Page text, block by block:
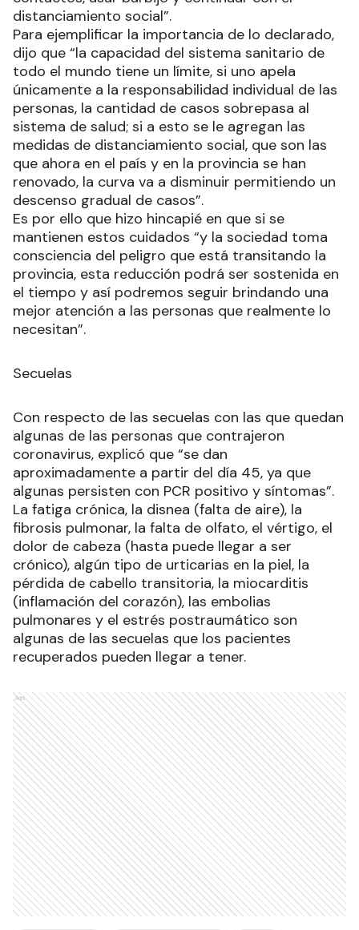
distanciamiento social”.
Para ejemplificar la importancia de lo declarado,
dijo que “la capacidad del sistema sanitario de
todo el mundo tiene un límite, si uno apela
únicamente a la responsabilidad individual de las
personas, la cantidad de casos sobrepasa al
sistema de salud; si a esto se le agregan las
medidas de distanciamiento social, que son las
que ahora en el país y en la provincia se han
renovado, la curva va a disminuir permitiendo un
descenso gradual de casos”.
Es por ello que hizo hincapié en que si se
mantienen estos cuidados “y la sociedad toma
consciencia del peligro que está transitando la
provincia, esta reducción podrá ser sostenida en
el tiempo y así podremos seguir brindando una
mejor atención a las personas que realmente lo
necesitan”.
Secuelas
Con respecto de las secuelas con las que quedan
algunas de las personas que contrajeron
coronavirus, explicó que “se dan
aproximadamente a partir del día 45, ya que
algunas persisten con PCR positivo y síntomas”.
La fatiga crónica, la disnea (falta de aire), la
fibrosis pulmonar, la falta de olfato, el vértigo, el
dolor de cabeza (hasta puede llegar a ser
crónico), algún tipo de urticarias en la piel, la
pérdida de cabello transitoria, la miocarditis
(inflamación del corazón), las embolias
pulmonares y el estrés postraumático son
algunas de las secuelas que los pacientes
recuperados pueden llegar a tener.
Ads